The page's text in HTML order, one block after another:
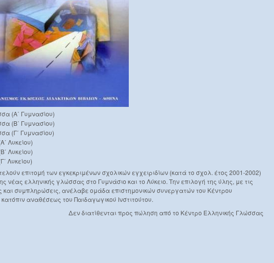
(Α΄ Γυμνασίου)
(Β΄ Γυμνασίου)
(Γ΄ Γυμνασίου)
Λυκείου)
Λυκείου)
Λυκείου)
επιτομή των εγκεκριμένων σχολικών εγχειριδίων (κατά το σχολ. έτος 2001-2002)
νέας ελληνικής γλώσσας στο Γυμνάσιο και το Λύκειο. Την επιλογή της ύλης, με τις
συμπληρώσεις, ανέλαβε ομάδα επιστημονικών συνεργατών του Κέντρου
αναθέσεως του Παιδαγωγικού Ινστιτούτου.
Δεν διατίθενται προς πώληση από το Κέντρο Ελληνικής Γλώσσας